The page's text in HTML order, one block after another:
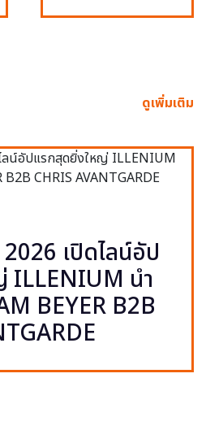
ดูเพิ่มเติม
เปิดไลน์อัป
ILLENIUM นำ
BEYER B2B